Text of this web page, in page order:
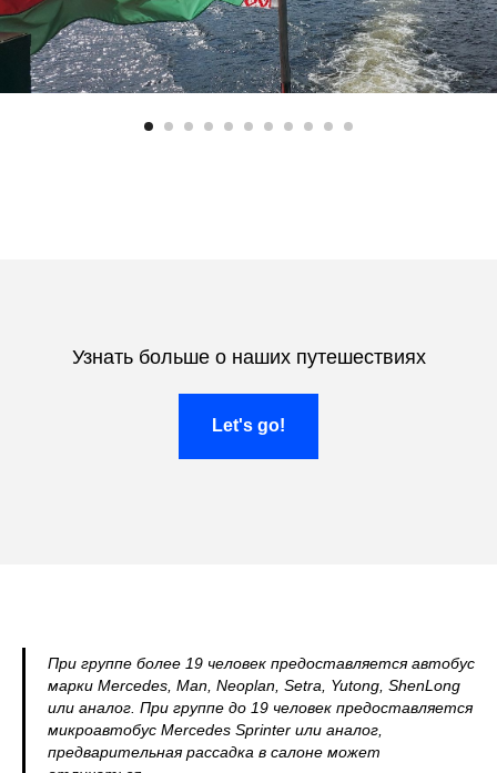
Узнать больше о наших путешествиях
Let's go!
При группе более 19 человек предоставляется автобус
марки Mercedes, Man, Neoplan, Setra, Yutong, ShenLong
или аналог. При группе до 19 человек предоставляется
микроавтобус Mercedes Sprinter или аналог,
предварительная рассадка в салоне может